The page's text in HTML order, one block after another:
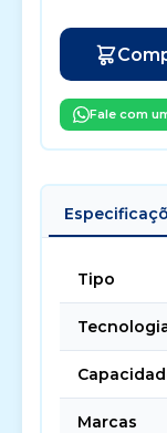
Fale com
Tipo
Marcas